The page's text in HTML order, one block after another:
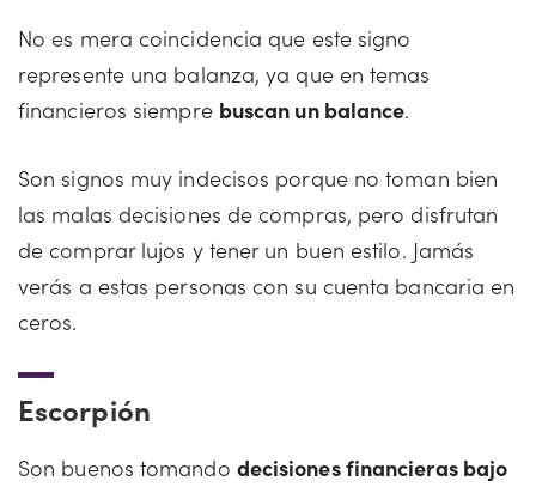
No es mera coincidencia que este signo
represente una balanza, ya que en temas
financieros siempre buscan un balance.
Son signos muy indecisos porque no toman bien
las malas decisiones de compras, pero disfrutan
de comprar lujos y tener un buen estilo. Jamás
verás a estas personas con su cuenta bancaria en
ceros.
Escorpión
Son buenos tomando decisiones financieras bajo